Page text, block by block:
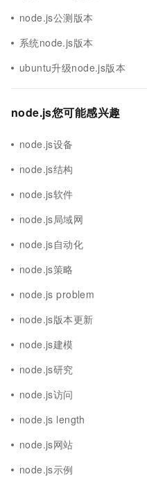
node.js公测版本
系统node.js版本
ubuntu升级node.js版本
node.js您可能感兴趣
node.js设备
node.js结构
node.js软件
node.js局域网
node.js自动化
node.js策略
node.js problem
node.js版本更新
node.js建模
node.js研究
node.js访问
node.js length
node.js网站
node.js示例